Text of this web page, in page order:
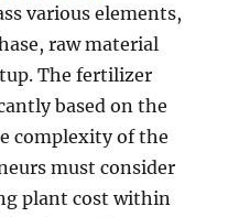
various elements,
raw material
The fertilizer
based on the
complexity of the
must consider
plant cost within